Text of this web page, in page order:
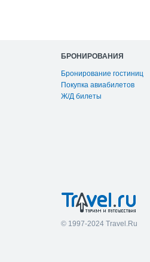
БРОНИРОВАНИЯ
Бронирование гостиниц
Покупка авиабилетов
Ж/Д билеты
© 1997-2024 Travel.Ru